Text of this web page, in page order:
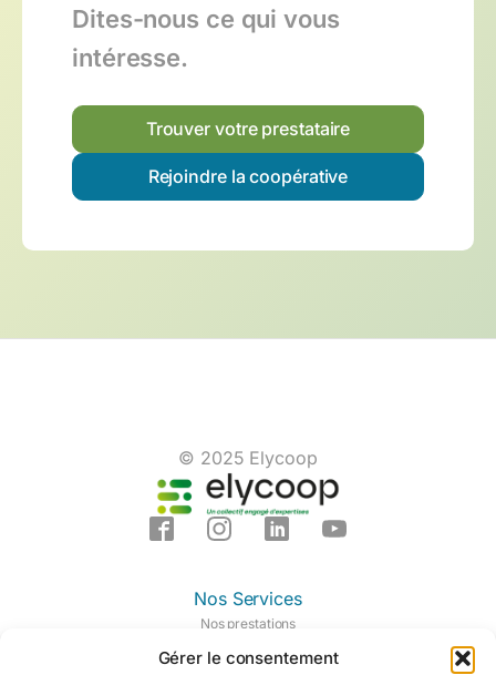
Gérer le consentement
Dites-nous ce qui vous
intéresse.
Trouver votre prestataire
Rejoindre la coopérative
© 2025 Elycoop
Nos Services
Nos prestations
Notre centre de formation